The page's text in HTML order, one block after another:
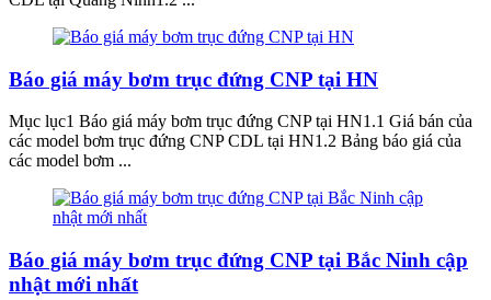
Báo giá máy bơm trục đứng CNP tại HN
Mục lục1 Báo giá máy bơm trục đứng CNP tại HN1.1 Giá bán của
các model bơm trục đứng CNP CDL tại HN1.2 Bảng báo giá của
các model bơm ...
Báo giá máy bơm trục đứng CNP tại Bắc Ninh cập
nhật mới nhất